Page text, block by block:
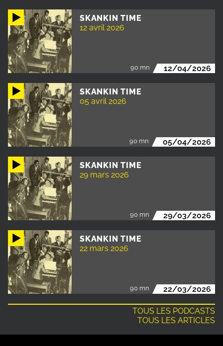
SKANKIN TIME
12 avril 2026
90 mn 12/04/2026
SKANKIN TIME
05 avril 2026
90 mn 05/04/2026
SKANKIN TIME
29 mars 2026
90 mn 29/03/2026
SKANKIN TIME
22 mars 2026
90 mn 22/03/2026
TOUS LES PODCASTS
TOUS LES ARTICLES